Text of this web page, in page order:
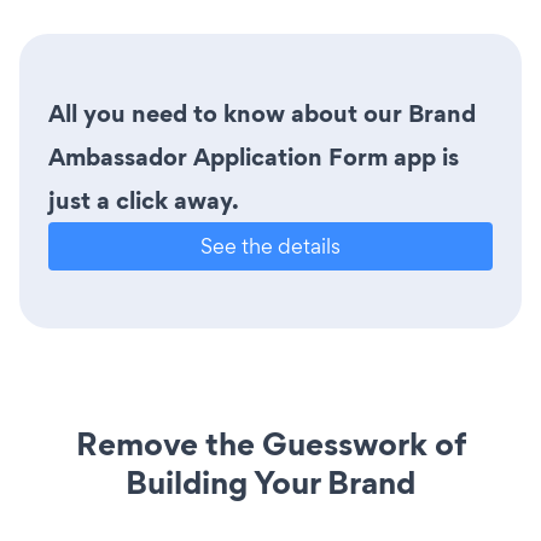
All you need to know about our Brand
Ambassador Application Form app is
just a click away.
See the details
Remove the Guesswork of
Building Your Brand